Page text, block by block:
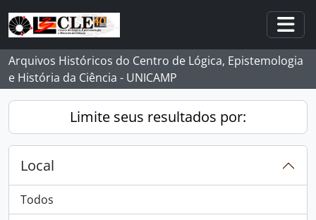
Skip to main content
Arquivos Históricos do Centro de Lógica, Epistemologia
e História da Ciência - UNICAMP
Limite seus resultados por:
Local
Todos